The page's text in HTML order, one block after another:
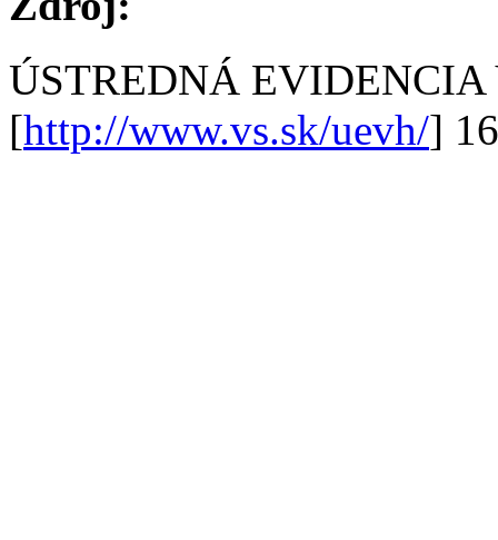
ÚSTREDNÁ
[http://www.vs.sk/uevh/]